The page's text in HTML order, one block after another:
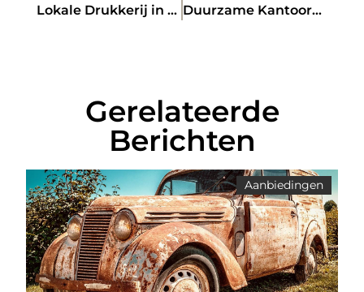
Lokale Drukkerij in Lelystad Zijn Hier om te Blijven Duurzame Kantoorbenodigdheden: Waarom Vaatwasserbestendige Koffiebekers Een Slimme Keuze Zijn
Gerelateerde
Berichten
Aanbiedingen